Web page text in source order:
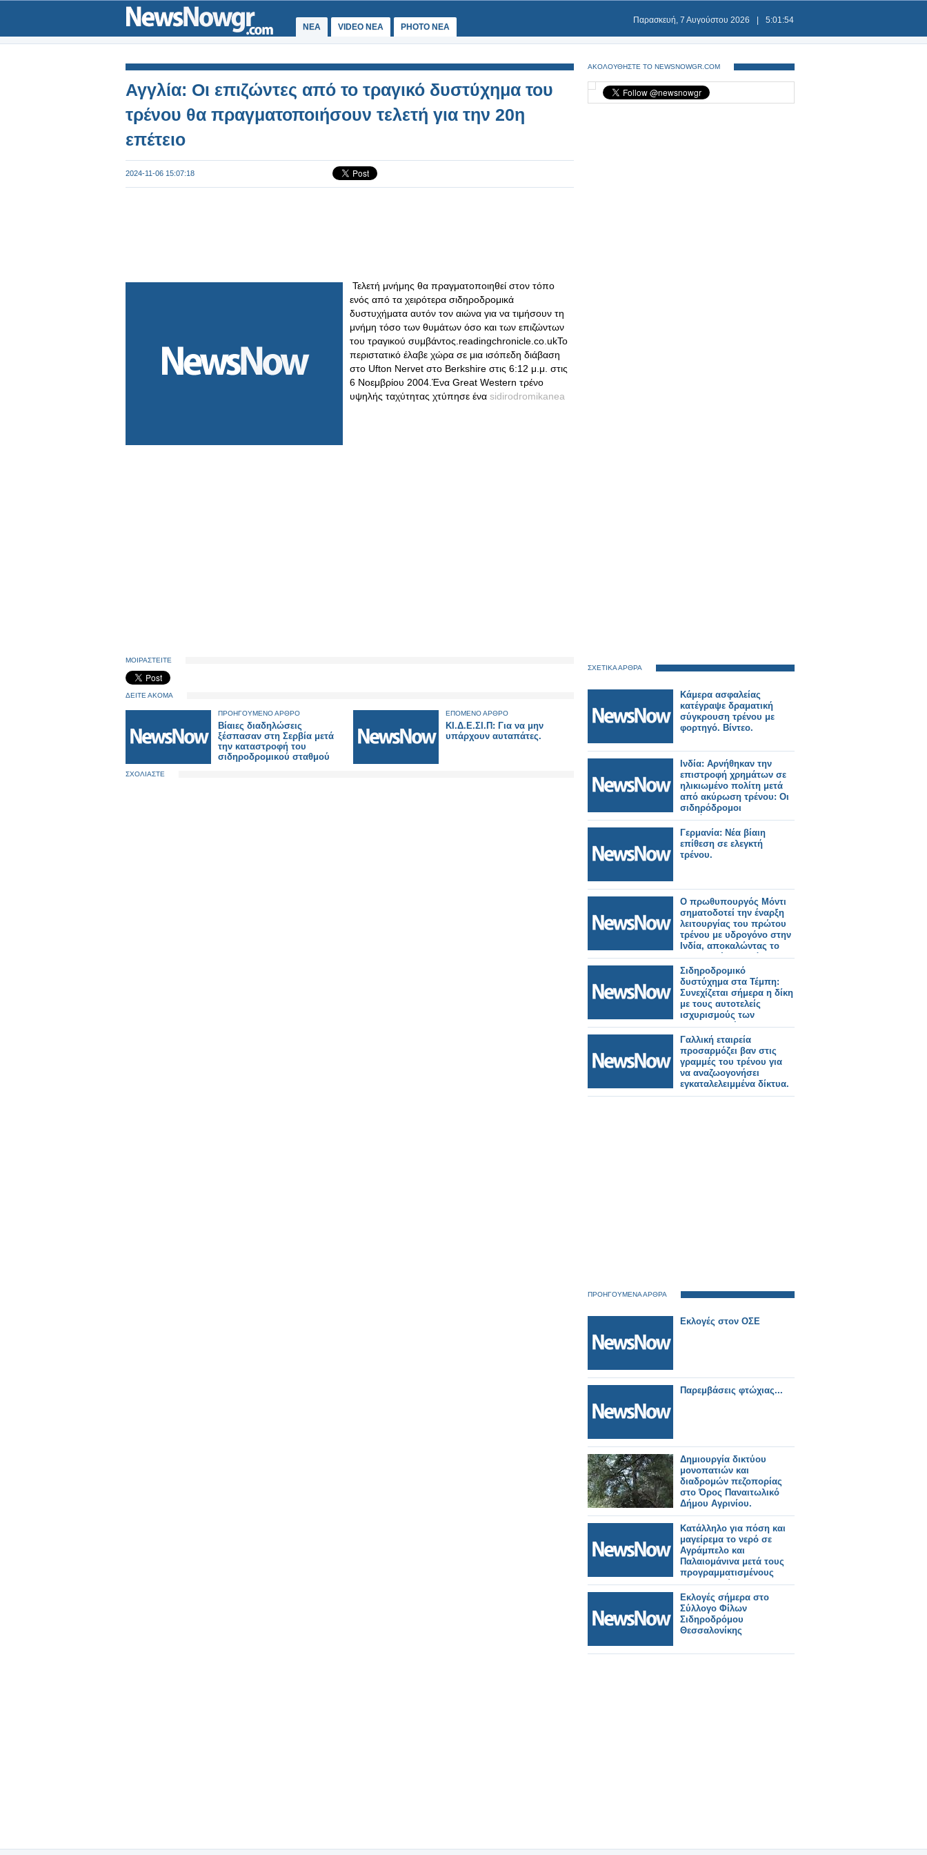
ΝΕΑ VIDEO NEA PHOTO NEA
Παρασκευή, 7 Αυγούστου 2026 5:01:54
Αγγλία: Οι επιζώντες από το τραγικό δυστύχημα του
τρένου θα πραγματοποιήσουν τελετή για την 20η
επέτειο
2024-11-06 15:07:18
Τελετή μνήμης θα πραγματοποιηθεί στον τόπο
ενός από τα χειρότερα σιδηροδρομικά
δυστυχήματα αυτόν τον αιώνα για να τιμήσουν τη
μνήμη τόσο των θυμάτων όσο και των επιζώντων
του τραγικού συμβάντος.readingchronicle.co.ukΤο
περιστατικό έλαβε χώρα σε μια ισόπεδη διάβαση
στο Ufton Nervet στο Berkshire στις 6:12 μ.μ. στις
6 Νοεμβρίου 2004.Ένα Great Western τρένο
υψηλής ταχύτητας χτύπησε ένα sidirodromikanea
ΜΟΙΡΑΣΤΕΙΤΕ
ΔΕΙΤΕ ΑΚΟΜΑ
ΠΡΟΗΓΟΥΜΕΝΟ ΑΡΘΡΟ
Βίαιες διαδηλώσεις
ξέσπασαν στη Σερβία μετά
την καταστροφή του
σιδηροδρομικού σταθμού
ΕΠΟΜΕΝΟ ΑΡΘΡΟ
ΚΙ.Δ.Ε.ΣΙ.Π: Για να μην
υπάρχουν αυταπάτες.
ΣΧΟΛΙΑΣΤΕ
ΑΚΟΛΟΥΘΗΣΤΕ ΤΟ NEWSNOWGR.COM
ΣΧΕΤΙΚΑ ΑΡΘΡΑ
Κάμερα ασφαλείας
κατέγραψε δραματική
σύγκρουση τρένου με
φορτηγό. Βίντεο.
Ινδία: Αρνήθηκαν την
επιστροφή χρημάτων σε
ηλικιωμένο πολίτη μετά
από ακύρωση τρένου: Οι
σιδηρόδρομοι
διατάχθηκαν να
καταβάλουν αποζημίωση
25.000 Ρουπίες.
Γερμανία: Νέα βίαιη
επίθεση σε ελεγκτή
τρένου.
Ο πρωθυπουργός Μόντι
σηματοδοτεί την έναρξη
λειτουργίας του πρώτου
τρένου με υδρογόνο στην
Ινδία, αποκαλώντας το
επιτυχημένο παράδειγμα
της καμπάνιας «Make in
India»
Σιδηροδρομικό
δυστύχημα στα Τέμπη:
Συνεχίζεται σήμερα η δίκη
με τους αυτοτελείς
ισχυρισμούς των
κατηγορουμένων.
Γαλλική εταιρεία
προσαρμόζει βαν στις
γραμμές του τρένου για
να αναζωογονήσει
εγκαταλελειμμένα δίκτυα.
ΠΡΟΗΓΟΥΜΕΝΑ ΑΡΘΡΑ
Εκλογές στον ΟΣΕ
Παρεμβάσεις φτώχιας...
Δημιουργία δικτύου
μονοπατιών και
διαδρομών πεζοπορίας
στο Όρος Παναιτωλικό
Δήμου Αγρινίου.
Κατάλληλο για πόση και
μαγείρεμα το νερό σε
Αγράμπελο και
Παλαιομάνινα μετά τους
προγραμματισμένους
καθαρισμούς και την
χλωρίωση.
Εκλογές σήμερα στο
Σύλλογο Φίλων
Σιδηροδρόμου
Θεσσαλονίκης